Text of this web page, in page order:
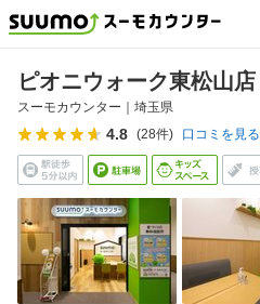
ピオニウォーク東松山店
スーモカウンター｜ 埼玉県
4.8 (28件) 口コミを見る